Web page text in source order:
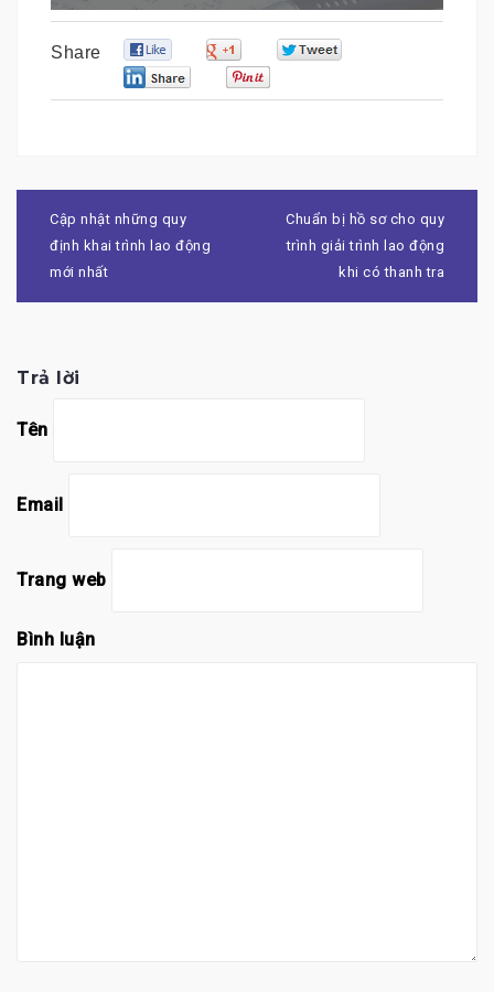
Share
hướng
Cập nhật những quy
định khai trình lao động
mới nhất
Chuẩn bị hồ sơ cho quy
trình giải trình lao động
khi có thanh tra
Trả lời
Tên
Email
Trang web
Bình luận